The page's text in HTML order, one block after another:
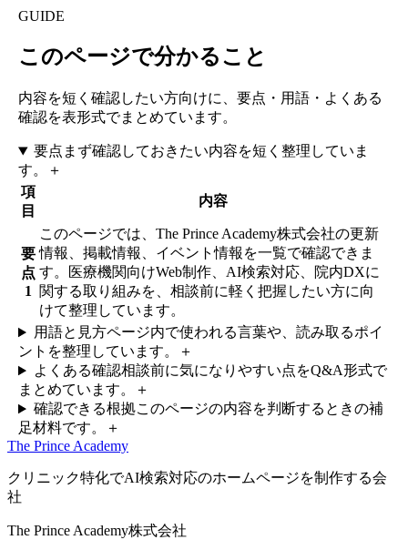
GUIDE
このページで分かること
内容を短く確認したい方向けに、要点・用語・よくある
確認を表形式でまとめています。
要点 まず確認しておきたい内容を短く整理していま
す。
＋
項
目
内容
要
点
1
このページでは、The Prince Academy株式会社の更新
情報、掲載情報、イベント情報を一覧で確認できま
す。医療機関向けWeb制作、AI検索対応、院内DXに
関する取り組みを、相談前に軽く把握したい方に向
けて整理しています。
用語と見方ページ内で使われる言葉や、読み取るポイ
ントを整理しています。
＋
よくある確認相談前に気になりやすい点をQ&A形式で
まとめています。
＋
確認できる根拠このページの内容を判断するときの補
足材料です。
＋
The Prince Academy
クリニック特化でAI検索対応のホームページを制作する会
社
The Prince Academy株式会社